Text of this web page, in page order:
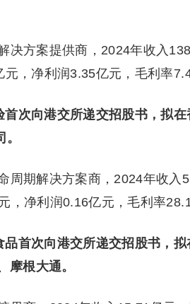
决方案提供商，2024年收入
，净利润3.35亿元，毛利率
次向港交所递交招股书，拟
周期解决方案商，2024年收入
，净利润0.16亿元，毛利率
首次向港交所递交招股书，
根大通。